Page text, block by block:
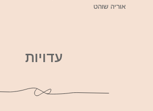
אוריה שוהט
עדויות